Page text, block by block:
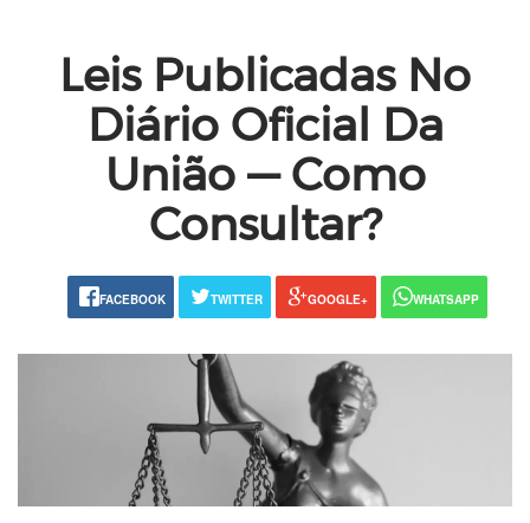
Leis Publicadas No
Diário Oficial Da
União — Como
Consultar?
FACEBOOK TWITTER GOOGLE+ WHATSAPP